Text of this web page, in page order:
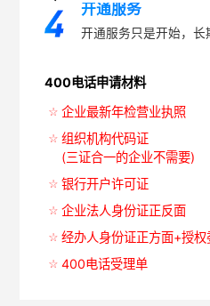
开通服务
开通服务只是开始，长
400电话申请材料
企业最新年检营业执照
组织机构代码证
(三证合一的企业不需要)
银行开户许可证
企业法人身份证正反面
经办人身份证正方面+授权
400电话受理单